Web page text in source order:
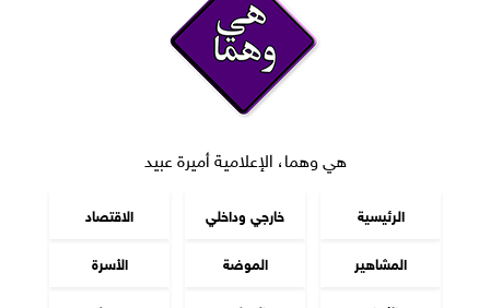
هي وهما، الإعلامية أميرة عبيد
الرئيسية خارجي وداخلي
الاقتصاد
المشاهير
الموضة
الأسرة